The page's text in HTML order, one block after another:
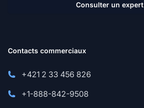
Consulter un expert
Contacts commerciaux
+421 2 33 456 826
+1-888-842-9508